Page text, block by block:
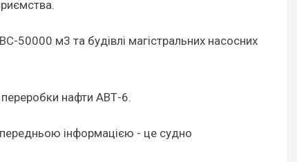
50000 м3 та будівлі магістральних насосних
переробки нафти АВТ-6.
інформацією - це судно